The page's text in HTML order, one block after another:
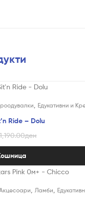
Едукативни и
Ride – Dolu
1,190.00ден
Ламби